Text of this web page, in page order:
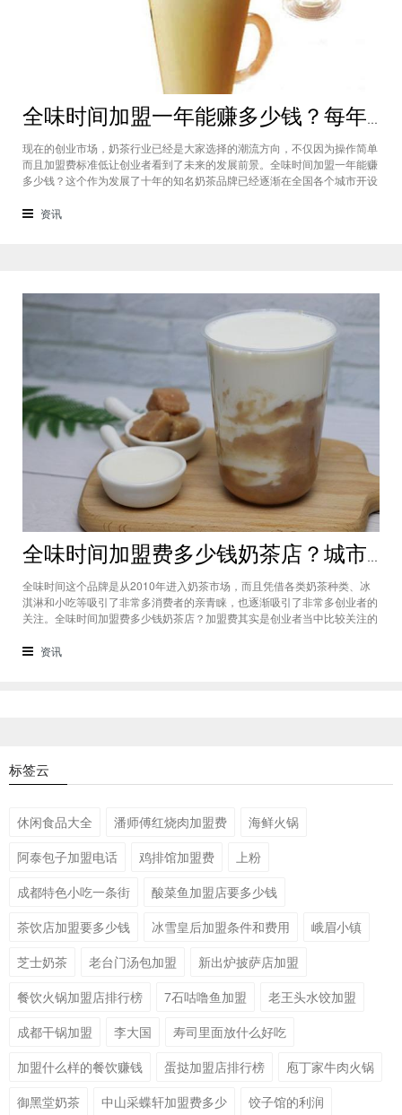
全味时间加盟一年能赚多少钱？每年利润20万庞大盈利机会等着你
现在的创业市场，奶茶行业已经是大家选择的潮流方向，不仅因为操作简单
而且加盟费标准低让创业者看到了未来的发展前景。全味时间加盟一年能赚
多少钱？这个作为发展了十年的知名奶茶品牌已经逐渐在全国各个城市开设
盟基本上每年的纯利润可以达到20万。全味时间加盟一年能赚多少钱？这个
资讯
全味时间加盟费多少钱奶茶店？城市标准不同费用也会有所不同
全味时间这个品牌是从2010年进入奶茶市场，而且凭借各类奶茶种类、冰
淇淋和小吃等吸引了非常多消费者的亲青睐，也逐渐吸引了非常多创业者的
关注。全味时间加盟费多少钱奶茶店？加盟费其实是创业者当中比较关注的
和县级城市的标准都会有所不同。全味时间加盟费多少钱奶茶店？这个问题
资讯
标签云
休闲食品大全 潘师傅红烧肉加盟费
海鲜火锅
阿泰包子加盟电话
鸡排馆加盟费
上粉
成都特色小吃一条街
酸菜鱼加盟店要多少钱
茶饮店加盟要多少钱
冰雪皇后加盟条件和费用
峨眉小镇
芝士奶茶
老台门汤包加盟
新出炉披萨店加盟
餐饮火锅加盟店排行榜
7石咕噜鱼加盟
老王头水饺加盟
成都干锅加盟
李大国
寿司里面放什么好吃
加盟什么样的餐饮赚钱
蛋挞加盟店排行榜
庖丁家牛肉火锅
御黑堂奶茶
中山采蝶轩加盟费多少
饺子馆的利润